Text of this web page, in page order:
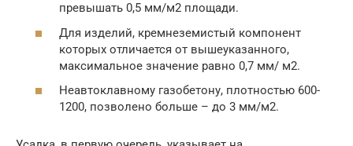
превышать 0,5 мм/м2 площади.
Для изделий, кремнеземистый компонент
которых отличается от вышеуказанного,
максимальное значение равно 0,7 мм/ м2.
Неавтоклавному газобетону, плотностью 600-
1200, позволено больше – до 3 мм/м2.